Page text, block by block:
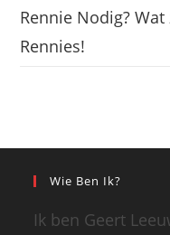
Rennie Nodig?
Rennies!
Wie Ben Ik?
Ik ben Geert